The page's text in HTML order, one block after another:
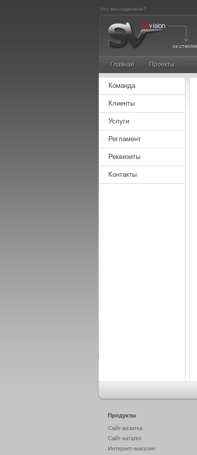
Что мы наделали?
Главная Проекты
Команда
Клиенты
Услуги
Регламент
Реквизиты
Контакты
Продукты
Сайт-визитка
Сайт-каталог
Интернет-магазин